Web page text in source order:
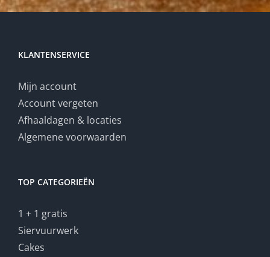
KLANTENSERVICE
Mijn account
Account vergeten
Afhaaldagen & locaties
Algemene voorwaarden
TOP CATEGORIEËN
1 + 1 gratis
Siervuurwerk
Cakes